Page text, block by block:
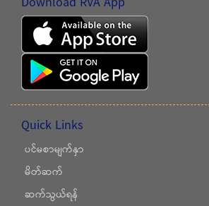
Quick Links
ပင်မစာမျက်နှာ
မိတ်ဆက်
ဆက်သွယ်ရန်